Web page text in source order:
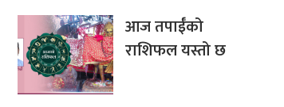
आज तपाईँको
राशिफल यस्तो छ